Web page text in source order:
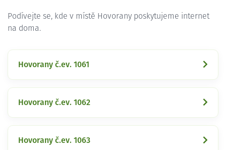
Podívejte se, kde v místě Hovorany poskytujeme internet
na doma.
Hovorany č.ev. 1061
Hovorany č.ev. 1062
Hovorany č.ev. 1063